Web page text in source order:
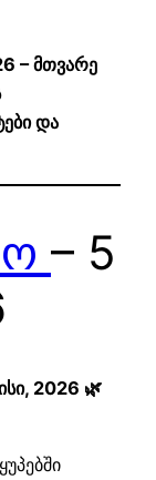
– მთვარე
და
– 5
2026 🌿